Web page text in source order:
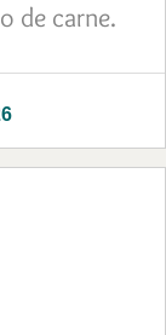
de carne.